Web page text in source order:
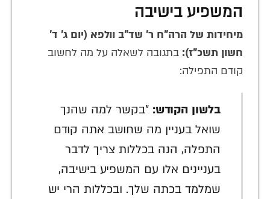
המשפיע בישיבה
מיחידות של הרה"ח ר' שד"ב וולפא (יום ג' ד'
חשון תשכ"ז): בתגובה לשאלה על מה לחשוב
קודם התפילה:
בלשון הקודש: "בקשר למה שהנך
שואל בעניין מה שחושב אתה קודם
התפלה, הנה בכללות צריך לדבר
בעניינים אלו עם המשפיע בישיבה,
שמלמד בכתה שלך. ובכללות הרי יש